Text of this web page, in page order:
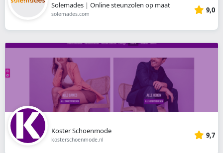
Solemades | Online steunzolen op maat
solemades.com 9,0
Koster Schoenmode
kosterschoenmode.nl 9,7